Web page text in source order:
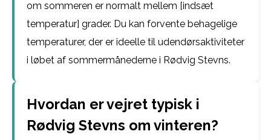
om sommeren er normalt mellem [indsæt
temperatur] grader. Du kan forvente behagelige
temperaturer, der er ideelle til udendørsaktiviteter
i løbet af sommermånederne i Rødvig Stevns.
Hvordan er vejret typisk i
Rødvig Stevns om vinteren?